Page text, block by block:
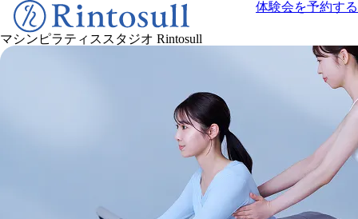
マシンピラティススタジオ Rintosull
体験会を予約する